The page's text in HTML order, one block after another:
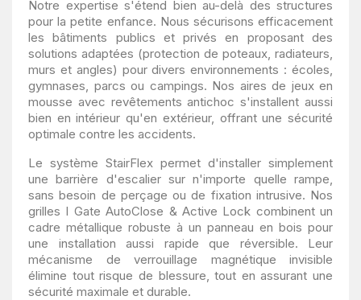
Notre expertise s'étend bien au-delà des structures
pour la petite enfance. Nous sécurisons efficacement
les bâtiments publics et privés en proposant des
solutions adaptées (protection de poteaux, radiateurs,
murs et angles) pour divers environnements : écoles,
gymnases, parcs ou campings. Nos aires de jeux en
mousse avec revêtements antichoc s'installent aussi
bien en intérieur qu'en extérieur, offrant une sécurité
optimale contre les accidents.
Le système StairFlex permet d'installer simplement
une barrière d'escalier sur n'importe quelle rampe,
sans besoin de perçage ou de fixation intrusive. Nos
grilles I Gate AutoClose & Active Lock combinent un
cadre métallique robuste à un panneau en bois pour
une installation aussi rapide que réversible. Leur
mécanisme de verrouillage magnétique invisible
élimine tout risque de blessure, tout en assurant une
sécurité maximale et durable.